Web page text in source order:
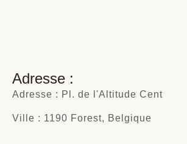
Adresse :
Adresse : Pl. de l'Altitude Cent
Ville : 1190 Forest, Belgique